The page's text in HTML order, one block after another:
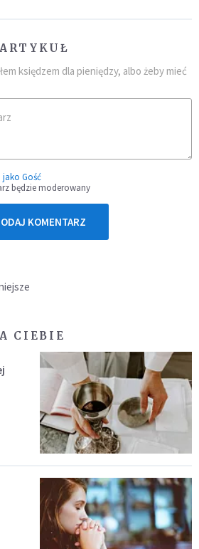
księdzem dla pieniędzy, albo żeby mieć
Gość
będzie moderowany
KOMENTARZ
CIEBIE